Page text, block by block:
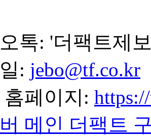
톡: '더팩트제
: jebo@tf.co.kr
홈페이지:
메인 더팩트